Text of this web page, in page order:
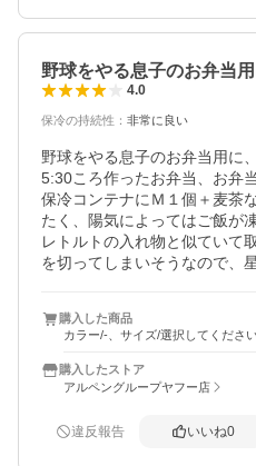
野球をやる息子のお弁当
4.0
保冷の持続性 ： 非常に良い
野球をやる息子のお弁当用に
5:30ころ作ったお弁当、お弁
保冷コンテナにＭ１個＋麦茶
たく、陽気によってはご飯が
レトルトの入れ物と似ていて
を切ってしまいそうなので、
購入した商品
カラー/-、サイズ/選択してくださ
購入したストア
アルペングループヤフー店
違反報告 いいね0